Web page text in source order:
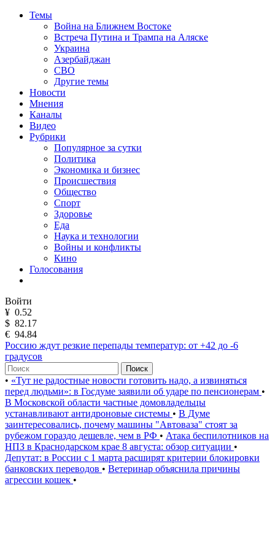
Темы
Война на Ближнем Востоке
Встреча Путина и Трампа на Аляске
Украина
Азербайджан
СВО
Другие темы
Новости
Мнения
Каналы
Видео
Рубрики
Популярное за сутки
Политика
Экономика и бизнес
Происшествия
Общество
Спорт
Здоровье
Еда
Наука и технологии
Войны и конфликты
Кино
Голосования
Войти
¥ 0.52
$ 82.17
€ 94.84
Россию ждут резкие перепады температур: от +42 до -6
градусов
Поиск
• «Тут не радостные новости готовить надо, а извиняться
перед людьми»: в Госдуме заявили об ударе по пенсионерам •
В Московской области частные домовладельцы
устанавливают антидроновые системы • В Думе
заинтересовались, почему машины "Автоваза" стоят за
рубежом гораздо дешевле, чем в РФ • Атака беспилотников на
НПЗ в Краснодарском крае 8 августа: обзор ситуации •
Депутат: в России с 1 марта расширят критерии блокировки
банковских переводов • Ветеринар объяснила причины
агрессии кошек •